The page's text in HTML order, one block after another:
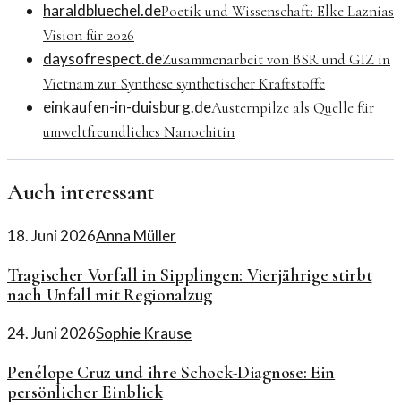
haraldbluechel.dePoetik und Wissenschaft: Elke Laznias
Vision für 2026
daysofrespect.deZusammenarbeit von BSR und GIZ in
Vietnam zur Synthese synthetischer Kraftstoffe
einkaufen-in-duisburg.deAusternpilze als Quelle für
umweltfreundliches Nanochitin
Auch interessant
18. Juni 2026Anna Müller
Tragischer Vorfall in Sipplingen: Vierjährige stirbt
nach Unfall mit Regionalzug
24. Juni 2026Sophie Krause
Penélope Cruz und ihre Schock-Diagnose: Ein
persönlicher Einblick